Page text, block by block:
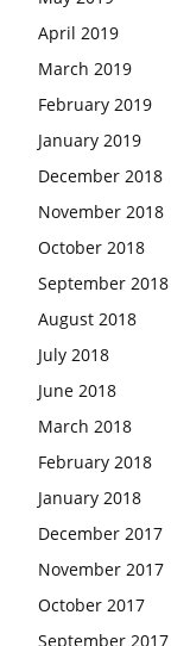
April 2019
March 2019
February 2019
January 2019
December 2018
November 2018
October 2018
September 2018
August 2018
July 2018
June 2018
March 2018
February 2018
January 2018
December 2017
November 2017
October 2017
September 2017